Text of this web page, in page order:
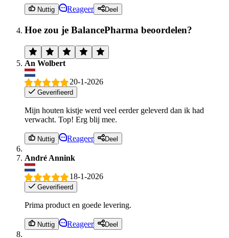
Nuttig Reageer Deel
Hoe zou je BalancePharma beoordelen?
An Wolbert
20-1-2026
Geverifieerd
Mijn houten kistje werd veel eerder geleverd dan ik had
verwacht. Top! Erg blij mee.
Nuttig Reageer Deel
André Annink
18-1-2026
Geverifieerd
Prima product en goede levering.
Nuttig Reageer Deel